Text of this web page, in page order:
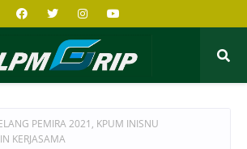
PEMIRA 2021, KPUM INISNU
KERJASAMA